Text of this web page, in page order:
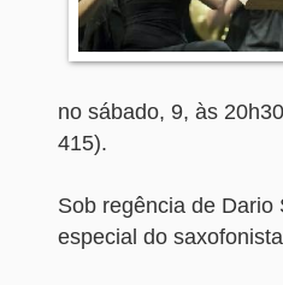
no sábado, 9, às
415).
Sob regência de
especial do